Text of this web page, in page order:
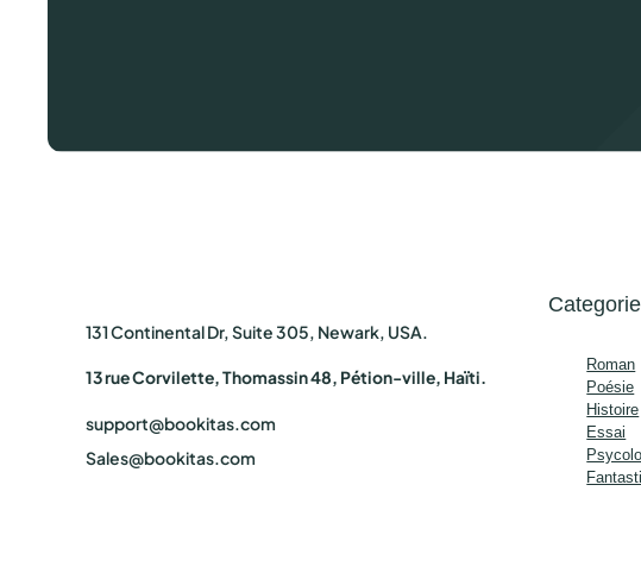
131 Continental Dr, Suite 305, Newark, USA.
13 rue Corvilette, Thomassin 48, Pétion-ville, Haïti.
support@bookitas.com
Sales@bookitas.com
Roman
Poésie
Histoire
Essai